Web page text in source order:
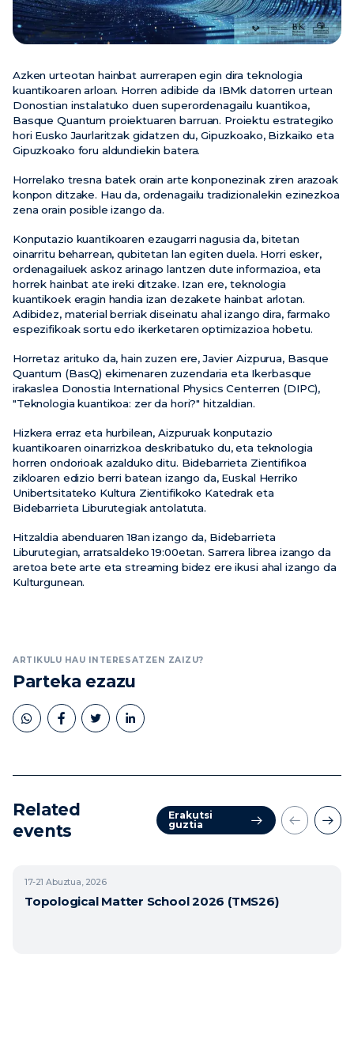
Azken urteotan hainbat aurrerapen egin dira teknologia
kuantikoaren arloan. Horren adibide da IBMk datorren urtean
Donostian instalatuko duen superordenagailu kuantikoa,
Basque Quantum proiektuaren barruan. Proiektu estrategiko
hori Eusko Jaurlaritzak gidatzen du, Gipuzkoako, Bizkaiko eta
Gipuzkoako foru aldundiekin batera.
Horrelako tresna batek orain arte konponezinak ziren arazoak
konpon ditzake. Hau da, ordenagailu tradizionalekin ezinezkoa
zena orain posible izango da.
Konputazio kuantikoaren ezaugarri nagusia da, bitetan
oinarritu beharrean, qubitetan lan egiten duela. Horri esker,
ordenagailuek askoz arinago lantzen dute informazioa, eta
horrek hainbat ate ireki ditzake. Izan ere, teknologia
kuantikoek eragin handia izan dezakete hainbat arlotan.
Adibidez, material berriak diseinatu ahal izango dira, farmako
espezifikoak sortu edo ikerketaren optimizazioa hobetu.
Horretaz arituko da, hain zuzen ere, Javier Aizpurua, Basque
Quantum (BasQ) ekimenaren zuzendaria eta Ikerbasque
irakaslea Donostia International Physics Centerren (DIPC),
"Teknologia kuantikoa: zer da hori?" hitzaldian.
Hizkera erraz eta hurbilean, Aizpuruak konputazio
kuantikoaren oinarrizkoa deskribatuko du, eta teknologia
horren ondorioak azalduko ditu. Bidebarrieta Zientifikoa
zikloaren edizio berri batean izango da, Euskal Herriko
Unibertsitateko Kultura Zientifikoko Katedrak eta
Bidebarrieta Liburutegiak antolatuta.
Hitzaldia abenduaren 18an izango da, Bidebarrieta
Liburutegian, arratsaldeko 19:00etan. Sarrera librea izango da
aretoa bete arte eta streaming bidez ere ikusi ahal izango da
Kulturgunean.
ARTIKULU HAU INTERESATZEN ZAIZU?
Parteka ezazu
Related
events
Erakutsi
guztia
17-21Abuztua, 2026
Topological Matter School 2026 (TMS26)